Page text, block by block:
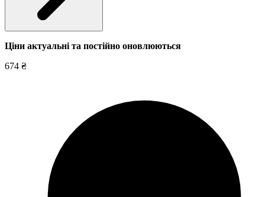
Ціни актуальні та постійно оновлюються
674 ₴